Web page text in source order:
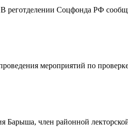
реготделении Соцфонда РФ
мероприятий по
Барыша, член районной